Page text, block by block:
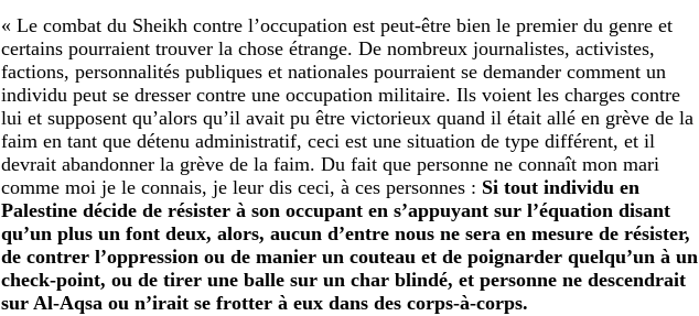
« Le combat du Sheikh contre l’occupation est peut-être bien le premier du genre et
certains pourraient trouver la chose étrange. De nombreux journalistes, activistes,
factions, personnalités publiques et nationales pourraient se demander comment un
individu peut se dresser contre une occupation militaire. Ils voient les charges contre
lui et supposent qu’alors qu’il avait pu être victorieux quand il était allé en grève de la
faim en tant que détenu administratif, ceci est une situation de type différent, et il
devrait abandonner la grève de la faim. Du fait que personne ne connaît mon mari
comme moi je le connais, je leur dis ceci, à ces personnes : Si tout individu en
Palestine décide de résister à son occupant en s’appuyant sur l’équation disant
qu’un plus un font deux, alors, aucun d’entre nous ne sera en mesure de résister,
de contrer l’oppression ou de manier un couteau et de poignarder quelqu’un à un
check-point, ou de tirer une balle sur un char blindé, et personne ne descendrait
sur Al-Aqsa ou n’irait se frotter à eux dans des corps-à-corps.